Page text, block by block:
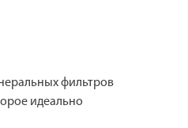
фильтров
идеально